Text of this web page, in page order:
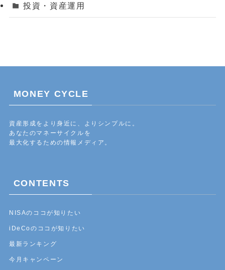
投資・資産運用
MONEY CYCLE
資産形成をより身近に、よりシンプルに。
あなたのマネーサイクルを
最大化するための情報メディア。
CONTENTS
NISAのココが知りたい
iDeCoのココが知りたい
最新ランキング
今月キャンペーン